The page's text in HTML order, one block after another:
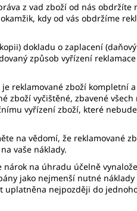
z vad zboží od nás obdržíte
kdy od vás obdržíme
dokladu o zaplacení
způsob vyřízení
reklamované zboží kompletní
zboží vyčištěné, zbavené
vyřízení zboží, které
na vědomí, že reklamované
vaše náklady.
na úhradu účelně
jako nejmenší nutné
nejpozději do